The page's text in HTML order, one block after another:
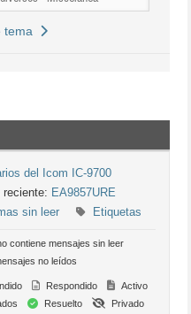
tema
del Icom IC-9700
reciente: EA9857URE
sin leer Etiquetas
contiene mensajes sin leer
no leídos
Respondido
Activo
Resuelto
Privado